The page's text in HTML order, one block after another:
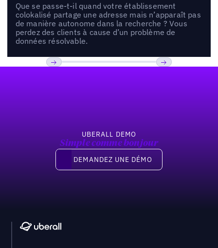
Que se passe-t-il quand votre établissement
colokalisé partage une adresse mais n’apparaît pas
de manière autonome dans la recherche ? Vous
perdez des clients à cause d’un problème de
données résolvable.
UBERALL DEMO
Simple comme bonjour
Demandez une démo
DEMANDEZ UNE DÉMO